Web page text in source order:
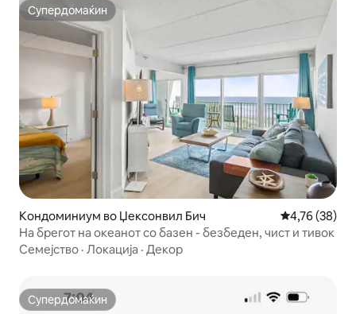
Супердомаќин
Супердомаќин
Кондоминиум во Џексонвил Бич Просечна
4,76 (38)
На брегот на океанот со базен - безбеден, чист и тивок
Семејство · Локација · Декор
Супердомаќин
Супердомаќин